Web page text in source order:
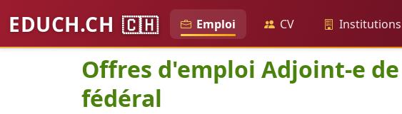
EDUCH.CH 🇨🇭 Emploi CV Institutions
Offres d'emploi Adjoint-e
fédéral